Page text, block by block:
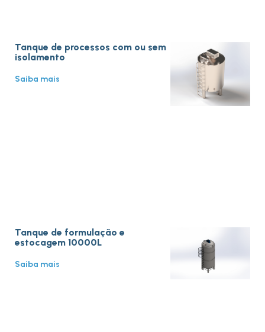
Tanque de processos com ou sem
isolamento
Saiba mais
Tanque de formulação e
estocagem 10000L
Saiba mais